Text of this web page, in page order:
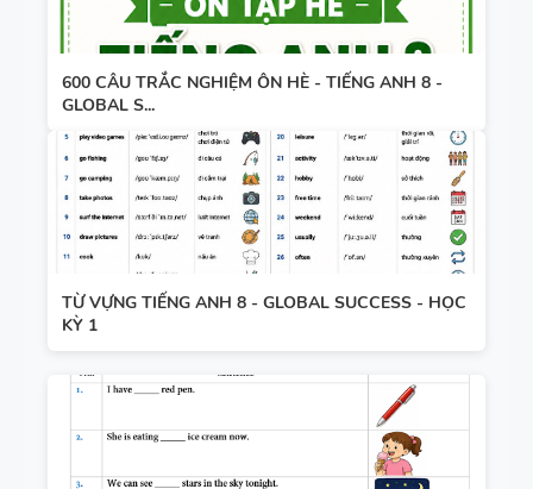
600 CÂU TRẮC NGHIỆM ÔN HÈ - TIẾNG ANH 8 -
GLOBAL S...
TỪ VỰNG TIẾNG ANH 8 - GLOBAL SUCCESS - HỌC
KỲ 1